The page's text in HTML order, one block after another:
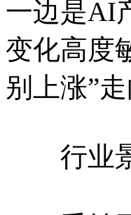
一边是AI
变化高度
别上涨”
行业景